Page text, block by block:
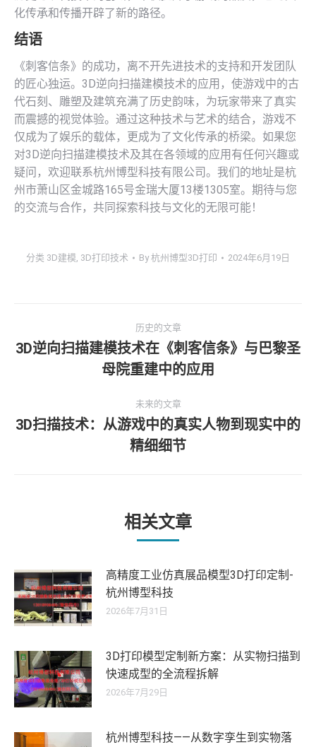
化传承和传播开辟了新的路径。
结语
《刺客信条》的成功，离不开先进技术的支持和开发团队
的匠心独运。3D逆向扫描建模技术的应用，使游戏中的古
代石刻、雕塑及建筑充满了历史韵味，为玩家带来了真实
而震撼的视觉体验。通过这种技术与艺术的结合，游戏不
仅成为了娱乐的载体，更成为了文化传承的桥梁。如果您
对3D逆向扫描建模技术及其在各领域的应用有任何兴趣或
疑问，欢迎联系杭州博型科技有限公司。我们的地址是杭
州市萧山区金城路165号金瑞大厦13楼1305室。期待与您
的交流与合作，共同探索科技与文化的无限可能！
分类 3D建模 3D打印技术 By杭州博型3D打印 2024年6月19日
章
航
历史的文章
历
史
文
章：
3D逆向扫描建模技术在《刺客信条》与巴黎圣
母院重建中的应用
未来的文章
未
来
3D扫描技术：从游戏中的真实人物到现实中的
精细细节
相关文章
高精度工业仿真展品模型3D打印定制-
杭州博型科技
2026年7月31日
3D打印模型定制新方案：从实物扫描到
快速成型的全流程拆解
2026年7月29日
杭州博型科技——从数字孪生到实物落